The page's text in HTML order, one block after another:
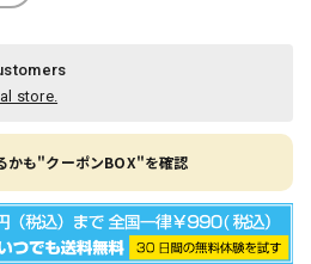
store.
かも"クーポンBOX"を確認